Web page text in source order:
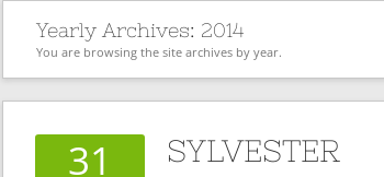
Yearly Archives: 2014
You are browsing the site archives by year.
31 SYLVESTER